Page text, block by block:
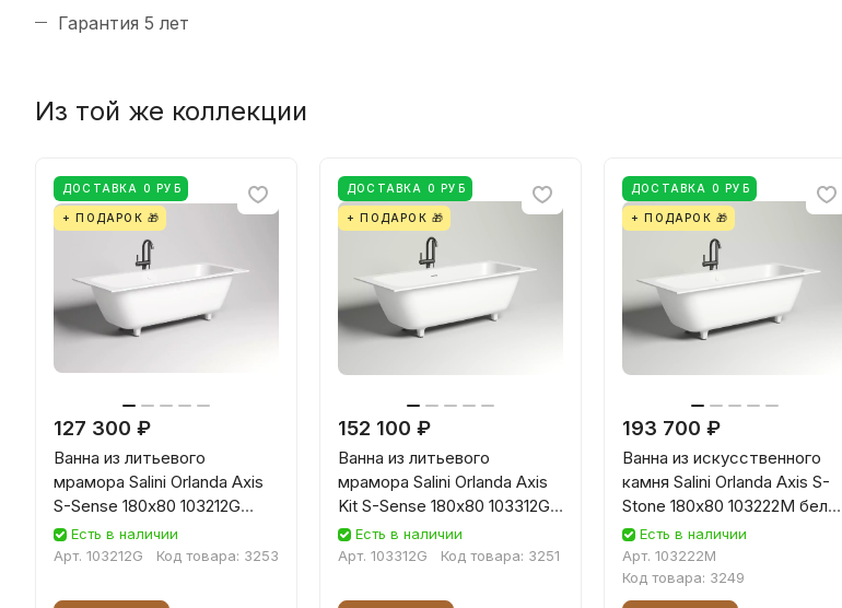
Гарантия 5 лет
Из той же коллекции
ДОСТАВКА 0 РУБ
+ ПОДАРОК 🎁
127 300 ₽
Ванна из литьевого
мрамора Salini Orlanda Axis
S-Sense 180х80 103212G
белая глянцевая,
встраиваемая
Есть в наличии
Арт. 103212G Код товара: 3253
ДОСТАВКА 0 РУБ
+ ПОДАРОК 🎁
152 100 ₽
Ванна из литьевого
мрамора Salini Orlanda Axis
Kit S-Sense 180х80 103312G
белая глянцевая,
встраиваемая
Есть в наличии
Арт. 103312G Код товара: 3251
ДОСТАВКА 0 РУБ
+ ПОДАРОК 🎁
193 700 ₽
Ванна из искусственного
камня Salini Orlanda Axis S-
Stone 180х80 103222M белая
матовая, встраиваемая
Есть в наличии
Арт. 103222M
Код товара: 3249